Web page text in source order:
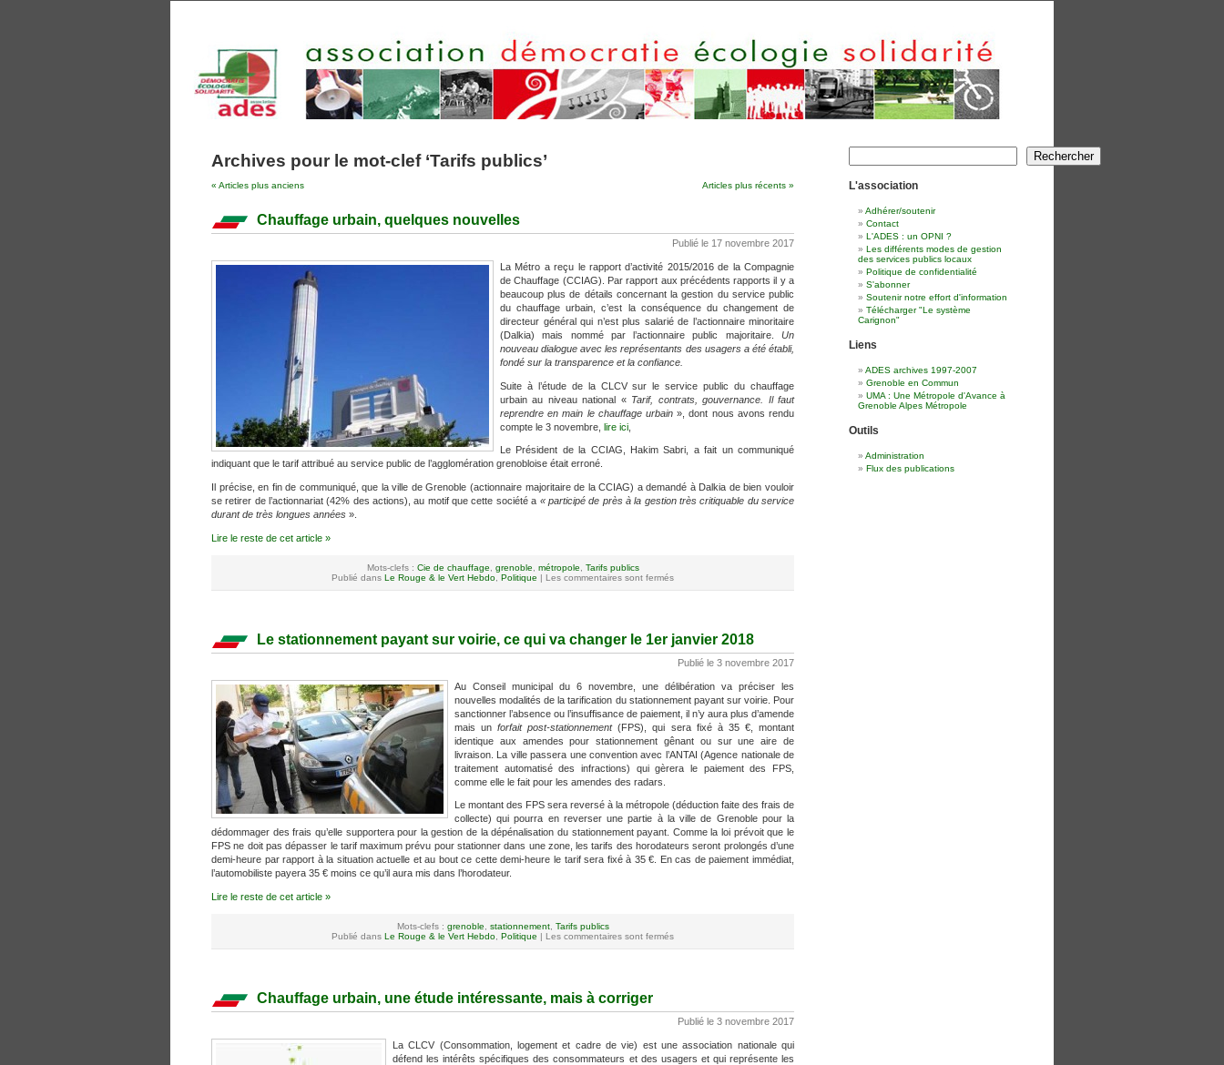
Archives pour le mot-clef ‘Tarifs publics’
« Articles plus anciens Articles plus récents »
Chauffage urbain, quelques nouvelles
Publié le 17 novembre 2017
La Métro a reçu le rapport d’activité 2015/2016 de la Compagnie
de Chauffage (CCIAG). Par rapport aux précédents rapports il y a
beaucoup plus de détails concernant la gestion du service public
du chauffage urbain, c’est la conséquence du changement de
directeur général qui n’est plus salarié de l’actionnaire minoritaire
(Dalkia) mais nommé par l’actionnaire public majoritaire. Un
nouveau dialogue avec les représentants des usagers a été établi,
fondé sur la transparence et la confiance.
Suite à l’étude de la CLCV sur le service public du chauffage
urbain au niveau national « Tarif, contrats, gouvernance. Il faut
reprendre en main le chauffage urbain», dont nous avons rendu
compte le 3 novembre, lire ici
Le Président de la CCIAG, Hakim Sabri, a fait un communiqué
indiquant que le tarif attribué au service public de l’agglomération grenobloise était erroné.
Il précise, en fin de communiqué, que la ville de Grenoble (actionnaire majoritaire de la CCIAG) a demandé à Dalkia de bien vouloir
se retirer de l’actionnariat (42% des actions), au motif que cette société a « participé de près à la gestion très critiquable du service
durant de très longues années ».
Lire le reste de cet article »
Mots-clefs : Cie de chauffage grenoble métropole
Tarifs publics
Publié dans Le Rouge & le Vert Hebdo Politique | Les commentaires sont fermés
Le stationnement payant sur voirie, ce qui va changer le 1er janvier 2018
Publié le 3 novembre 2017
Au Conseil municipal du 6 novembre, une délibération va préciser les
nouvelles modalités de la tarification du stationnement payant sur voirie. Pour
sanctionner l’absence ou l’insuffisance de paiement, il n’y aura plus d’amende
mais unforfait post-stationnement(FPS), qui sera fixé à 35 €, montant
identique aux amendes pour stationnement gênant ou sur une aire de
livraison. La ville passera une convention avec l’ANTAI (Agence nationale de
traitement automatisé des infractions) qui gèrera le paiement des FPS,
comme elle le fait pour les amendes des radars.
Le montant des FPS sera reversé à la métropole (déduction faite des frais de
collecte) qui pourra en reverser une partie à la ville de Grenoble pour la
dédommager des frais qu’elle supportera pour la gestion de la dépénalisation du stationnement payant. Comme la loi prévoit que le
FPS ne doit pas dépasser le tarif maximum prévu pour stationner dans une zone, les tarifs des horodateurs seront prolongés d’une
demi-heure par rapport à la situation actuelle et au bout ce cette demi-heure le tarif sera fixé à 35 €. En cas de paiement immédiat,
l’automobiliste payera 35 € moins ce qu’il aura mis dans l’horodateur.
Lire le reste de cet article »
Mots-clefs : grenoble stationnement, Tarifs publics
Publié dans Le Rouge & le Vert Hebdo Politique | Les commentaires sont fermés
Chauffage urbain, une étude intéressante, mais à corriger
Publié le 3 novembre 2017
La CLCV (Consommation, logement et cadre de vie) est une association nationale qui
défend les intérêts spécifiques des consommateurs et des usagers et qui représente les
Rechercher Rechercher
L'association
Adhérer/soutenir
Contact
L'ADES : un OPNI ?
Les différents modes de gestion
des services publics locaux
Politique de confidentialité
S'abonner
Soutenir notre effort d'information
Télécharger "Le système
Carignon"
Liens
ADES archives 1997-2007
Grenoble en Commun
UMA : Une Métropole d'Avance à
Grenoble Alpes Métropole
Outils
Administration
Flux des publications